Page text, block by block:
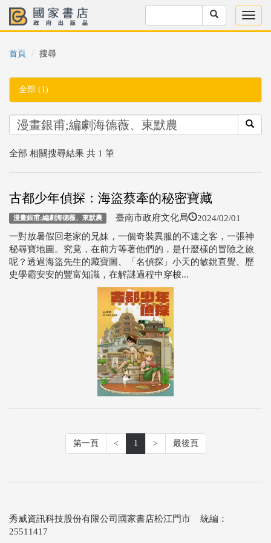
首頁 搜尋
全部 (1)
全部 相關搜尋結果 共 1 筆
古都少年偵探：海盜蔡牽的秘密寶藏
漫畫銀甫;編劇海德薇、東默農 臺南市政府文化局 2024/02/01
一對放暑假回老家的兄妹，一個奇裝異服的不速之客，一張神
秘尋寶地圖。究竟，在前方等著他們的，是什麼樣的冒險之旅
呢？透過海盜先生的藏寶圖、「名偵探」小天的敏銳直覺、歷
史學霸安安的豐富知識，在解謎過程中穿梭...
第一頁 < 1 > 最後頁
秀威資訊科技股份有限公司國家書店松江門市 統編：
25511417